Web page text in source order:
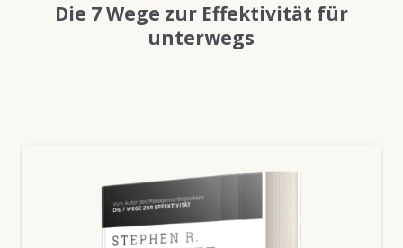
Die 7 Wege zur Effektivität für
unterwegs